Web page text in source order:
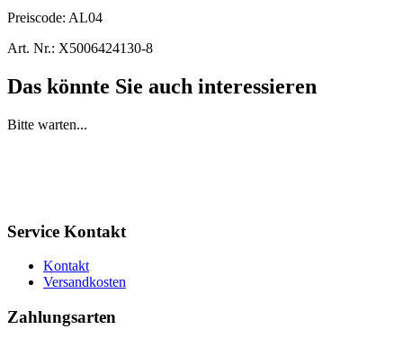
Preiscode: AL04
Art. Nr.: X5006424130-8
Das könnte Sie auch interessieren
Bitte warten...
Service Kontakt
Kontakt
Versandkosten
Zahlungsarten